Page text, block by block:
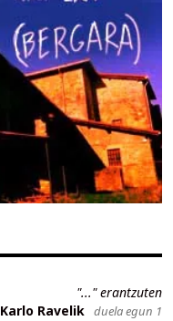
"..." erantzuten
Karlo Ravelik duela egun 1